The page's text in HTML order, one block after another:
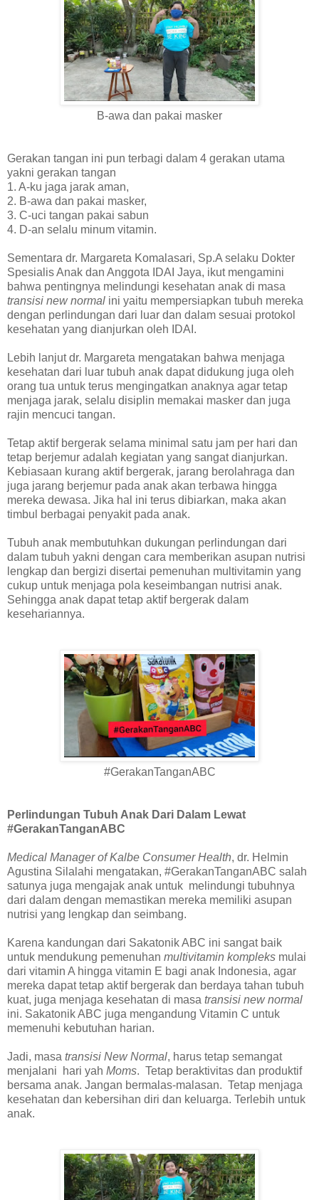
B-awa dan pakai masker
Gerakan tangan ini pun terbagi dalam 4 gerakan utama
yakni gerakan tangan
1. A-ku jaga jarak aman,
2. B-awa dan pakai masker,
3. C-uci tangan pakai sabun
4. D-an selalu minum vitamin.
Sementara dr. Margareta Komalasari, Sp.A selaku Dokter
Spesialis Anak dan Anggota IDAI Jaya, ikut mengamini
bahwa pentingnya melindungi kesehatan anak di masa
transisi new normal ini yaitu mempersiapkan tubuh mereka
dengan perlindungan dari luar dan dalam sesuai protokol
kesehatan yang dianjurkan oleh IDAI.
Lebih lanjut dr. Margareta mengatakan bahwa menjaga
kesehatan dari luar tubuh anak dapat didukung juga oleh
orang tua untuk terus mengingatkan anaknya agar tetap
menjaga jarak, selalu disiplin memakai masker dan juga
rajin mencuci tangan.
Tetap aktif bergerak selama minimal satu jam per hari dan
tetap berjemur adalah kegiatan yang sangat dianjurkan.
Kebiasaan kurang aktif bergerak, jarang berolahraga dan
juga jarang berjemur pada anak akan terbawa hingga
mereka dewasa. Jika hal ini terus dibiarkan, maka akan
timbul berbagai penyakit pada anak.
Tubuh anak membutuhkan dukungan perlindungan dari
dalam tubuh yakni dengan cara memberikan asupan nutrisi
lengkap dan bergizi disertai pemenuhan multivitamin yang
cukup untuk menjaga pola keseimbangan nutrisi anak.
Sehingga anak dapat tetap aktif bergerak dalam
kesehariannya.
#GerakanTanganABC
Perlindungan Tubuh Anak Dari Dalam Lewat
#GerakanTanganABC
Medical Manager of Kalbe Consumer Health, dr. Helmin
Agustina Silalahi mengatakan, #GerakanTanganABC salah
satunya juga mengajak anak untuk melindungi tubuhnya
dari dalam dengan memastikan mereka memiliki asupan
nutrisi yang lengkap dan seimbang.
Karena kandungan dari Sakatonik ABC ini sangat baik
untuk mendukung pemenuhan multivitamin kompleks mulai
dari vitamin A hingga vitamin E bagi anak Indonesia, agar
mereka dapat tetap aktif bergerak dan berdaya tahan tubuh
kuat, juga menjaga kesehatan di masa transisi new normal
ini. Sakatonik ABC juga mengandung Vitamin C untuk
memenuhi kebutuhan harian.
Jadi, masa transisi New Normal, harus tetap semangat
menjalani hari yah Moms. Tetap beraktivitas dan produktif
bersama anak. Jangan bermalas-malasan. Tetap menjaga
kesehatan dan kebersihan diri dan keluarga. Terlebih untuk
anak.